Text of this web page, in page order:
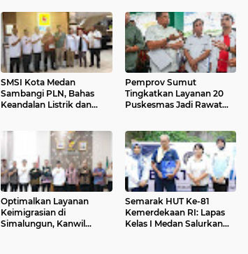
SMSI Kota Medan
Sambangi PLN, Bahas
Keandalan Listrik dan
Pemprov Sumut
Tingkatkan Layanan 20
Puskesmas Jadi Rawat
Optimalkan Layanan
Keimigrasian di
Simalungun, Kanwil
Semarak HUT Ke-81
Kemerdekaan RI: Lapas
Kelas I Medan Salurkan